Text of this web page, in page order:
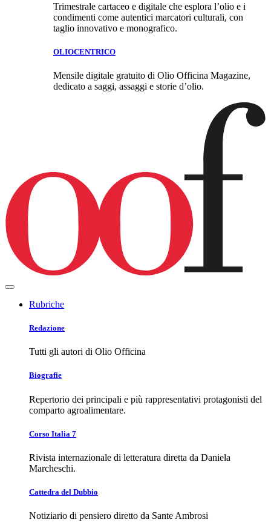
Trimestrale cartaceo e digitale che esplora l’olio e i
condimenti come autentici marcatori culturali, con
taglio innovativo e monografico.
OLIOCENTRICO
Mensile digitale gratuito di Olio Officina Magazine,
dedicato a saggi, assaggi e storie d’olio.
Rubriche
Redazione
Tutti gli autori di Olio Officina
Biografie
Repertorio dei principali e più rappresentativi protagonisti del
comparto agroalimentare.
Corso Italia 7
Rivista internazionale di letteratura diretta da Daniela
Marcheschi.
Cattedra del Dubbio
Notiziario di pensiero diretto da Sante Ambrosi